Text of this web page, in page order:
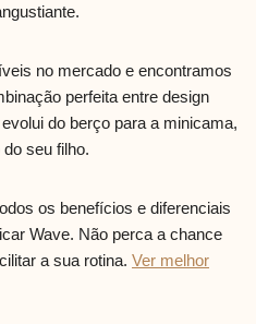
no mercado e encontramos
perfeita entre design
do berço para a minicama,
seu filho.
os benefícios e diferenciais
Wave. Não perca a chance
a sua rotina. Ver melhor